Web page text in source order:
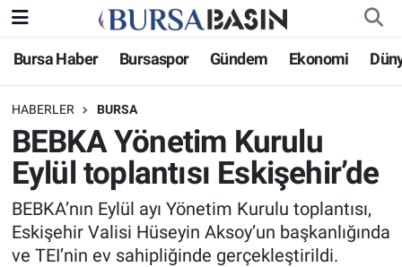
Bursa Haber Bursaspor Gündem Ekonomi
HABERLER BURSA
BEBKA Yönetim Kurulu
Eylül toplantısı Eskişehir’de
BEBKA’nın Eylül ayı Yönetim Kurulu toplantısı,
Eskişehir Valisi Hüseyin Aksoy’un başkanlığında
ve TEI’nin ev sahipliğinde gerçekleştirildi.
Bursa Haber
Genel
Politika
Bilim, Teknoloji
KÜLTÜR-SANAT
Bursa Nöbetçi Eczaneler
Bursa Hava Durumu
Bursa Namaz Vakitleri
Bursa Trafik Yoğunluk Haritası
Süper Lig Puan Durumu ve Fikstür